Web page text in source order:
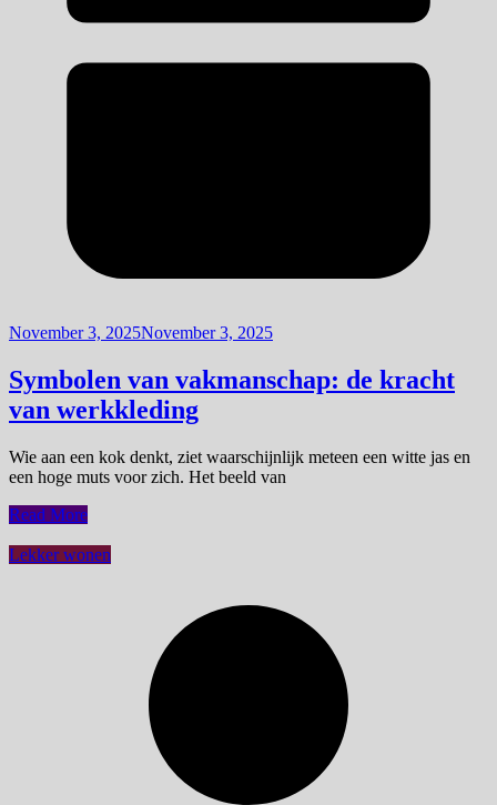
November 3, 2025November 3, 2025
Symbolen van vakmanschap: de kracht
van werkkleding
Wie aan een kok denkt, ziet waarschijnlijk meteen een witte jas en
een hoge muts voor zich. Het beeld van
Read More
Lekker wonen